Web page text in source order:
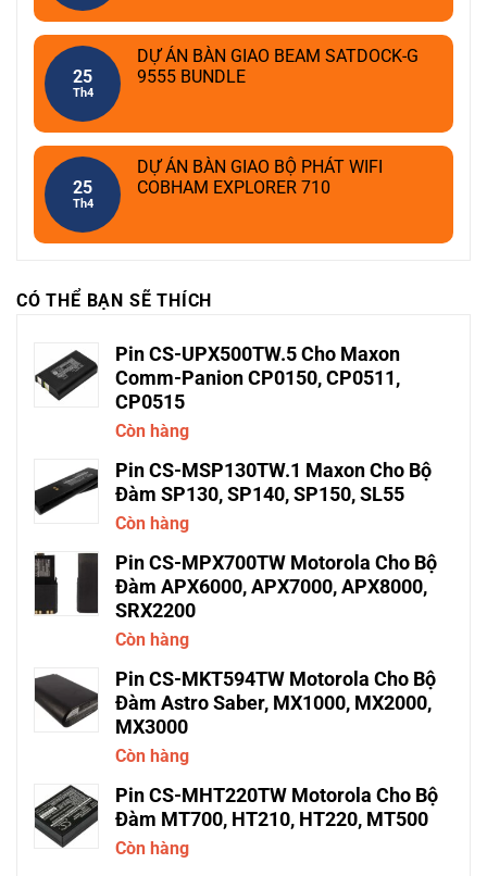
25
Th4
DỰ ÁN BÀN GIAO BEAM SATDOCK-G
9555 BUNDLE
25
Th4
DỰ ÁN BÀN GIAO BỘ PHÁT WIFI
COBHAM EXPLORER 710
CÓ THỂ BẠN SẼ THÍCH
Pin CS-UPX500TW.5 Cho Maxon
Comm-Panion CP0150, CP0511,
CP0515
Còn hàng
Pin CS-MSP130TW.1 Maxon Cho Bộ
Đàm SP130, SP140, SP150, SL55
Còn hàng
Pin CS-MPX700TW Motorola Cho Bộ
Đàm APX6000, APX7000, APX8000,
SRX2200
Còn hàng
Pin CS-MKT594TW Motorola Cho Bộ
Đàm Astro Saber, MX1000, MX2000,
MX3000
Còn hàng
Pin CS-MHT220TW Motorola Cho Bộ
Đàm MT700, HT210, HT220, MT500
Còn hàng